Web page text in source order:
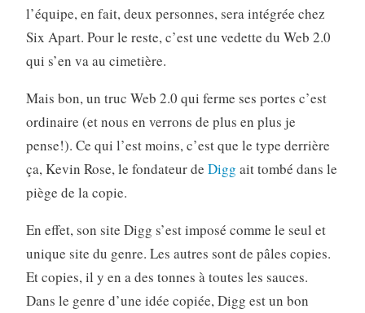
l’équipe, en fait, deux personnes, sera intégrée chez
Six Apart. Pour le reste, c’est une vedette du Web 2.0
qui s’en va au cimetière.
Mais bon, un truc Web 2.0 qui ferme ses portes c’est
ordinaire (et nous en verrons de plus en plus je
pense!). Ce qui l’est moins, c’est que le type derrière
ça, Kevin Rose, le fondateur de Digg ait tombé dans le
piège de la copie.
En effet, son site Digg s’est imposé comme le seul et
unique site du genre. Les autres sont de pâles copies.
Et copies, il y en a des tonnes à toutes les sauces.
Dans le genre d’une idée copiée, Digg est un bon